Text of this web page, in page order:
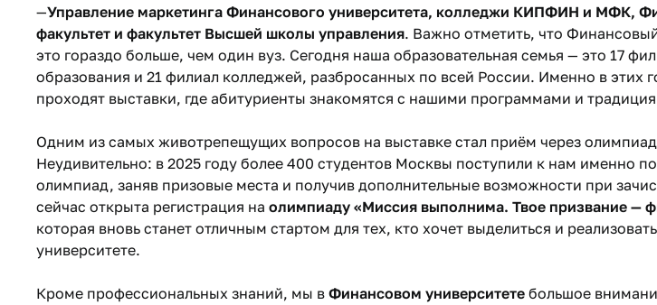
—Управление маркетинга Финансового университета, колледжи КИПФИН и МФК,
факультет и факультет Высшей школы управления. Важно отметить, что
это гораздо больше, чем один вуз. Сегодня наша образовательная семья — это 17
образования и 21 филиал колледжей, разбросанных по всей России. Именно в этих
проходят выставки, где абитуриенты знакомятся с нашими программами и
Одним из самых животрепещущих вопросов на выставке стал приём через
Неудивительно: в 2025 году более 400 студентов Москвы поступили к нам именно по
олимпиад, заняв призовые места и получив дополнительные возможности при
сейчас открыта регистрация на олимпиаду «Миссия выполнима. Твое призвание —
которая вновь станет отличным стартом для тех, кто хочет выделиться и
университете.
Кроме профессиональных знаний, мы в Финансовом университете большое